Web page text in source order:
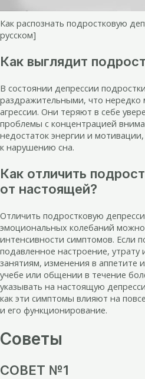
Как распознать подростковую
русском]
Как выглядит
В состоянии депрессии
раздражительными, что нередко
агрессии. Они теряют в себе
проблемы с концентрацией
недостаток энергии и
к нарушению сна.
Как отличить
от настоящей?
Отличить подростковую
эмоциональных колебаний
интенсивности симптомов. Если
подавленное настроение,
занятиям, изменения в аппетите
учебе или общении в течение
указывать на настоящую
как эти симптомы влияют на
и его функционирование.
Советы
СОВЕТ №1